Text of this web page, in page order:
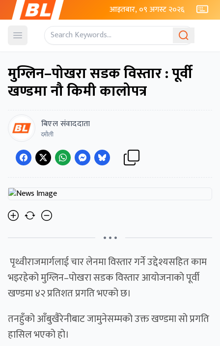
आइतबार, ०९ अगस्ट २०२६
Open menu
मुग्लिन–पोखरा सडक विस्तार : पूर्वी
खण्डमा नौ किमी कालोपत्र
बिएल संवाददाता
दमौली
• • •
पृथ्वीराजमार्गलाई चार लेनमा विस्तार गर्ने उद्देश्यसहित काम
भइरहेको मुग्लिन–पोखरा सडक विस्तार आयोजनाको पूर्वी
खण्डमा ४२ प्रतिशत प्रगति भएको छ।
तनहुँको आँबुखैरेनीबाट जामुनेसम्मको उक्त खण्डमा सो प्रगति
हासिल भएको हो।